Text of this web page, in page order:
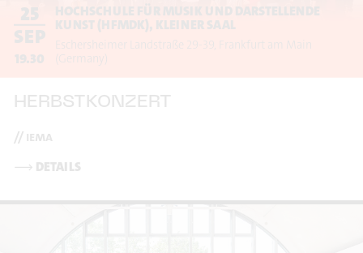
25
SEP
19.30
HOCHSCHULE FÜR MUSIK UND DARSTELLENDE
KUNST (HFMDK), KLEINER SAAL
Eschersheimer Landstraße 29-39
Frankfurt am Main
(Germany)
HERBSTKONZERT
// iema
⟶ DETAILS